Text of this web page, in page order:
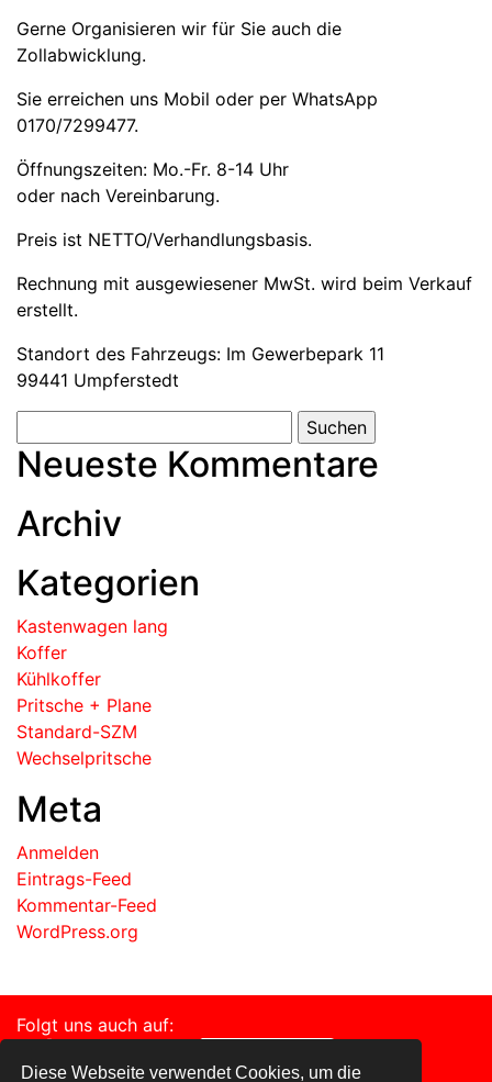
Diese Webseite verwendet Cookies, um die
Gerne Organisieren wir für Sie auch die
Zollabwicklung.
Sie erreichen uns Mobil oder per WhatsApp
0170/7299477.
Öffnungszeiten: Mo.-Fr. 8-14 Uhr
oder nach Vereinbarung.
Preis ist NETTO/Verhandlungsbasis.
Rechnung mit ausgewiesener MwSt. wird beim Verkauf
erstellt.
Standort des Fahrzeugs: Im Gewerbepark 11
99441 Umpferstedt
Neueste Kommentare
Archiv
Kategorien
Kastenwagen lang
Koffer
Kühlkoffer
Pritsche + Plane
Standard-SZM
Wechselpritsche
Meta
Anmelden
Eintrags-Feed
Kommentar-Feed
WordPress.org
Folgt uns auch auf: